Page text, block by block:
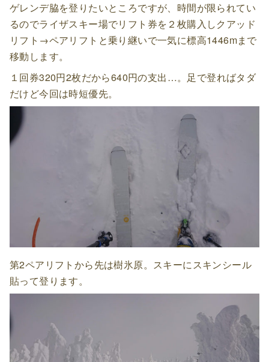
ゲレンデ脇を登りたいところですが、時間が限られてい
るのでライザスキー場でリフト券を２枚購入しクアッド
リフト→ペアリフトと乗り継いで一気に標高1446mまで
移動します。
１回券320円2枚だから640円の支出…。足で登ればタダ
だけど今回は時短優先。
第2ペアリフトから先は樹氷原。スキーにスキンシール
貼って登ります。